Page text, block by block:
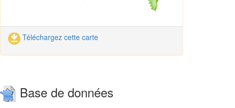
Téléchargez cette carte
Base de données